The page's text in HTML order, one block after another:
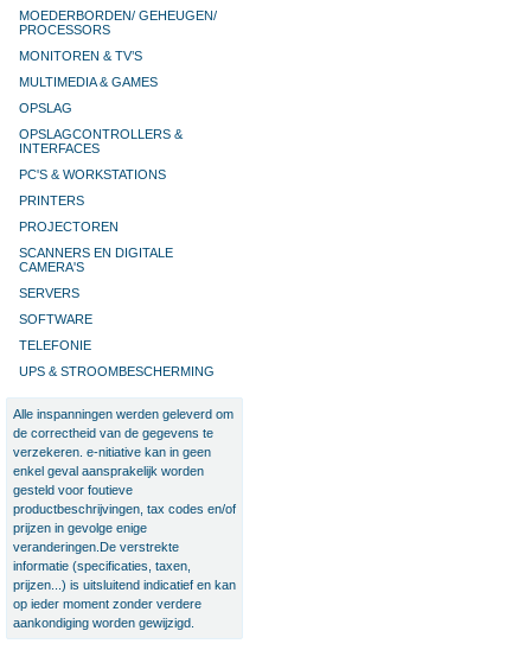
MOEDERBORDEN/ GEHEUGEN/
PROCESSORS
MONITOREN & TV’S
MULTIMEDIA & GAMES
OPSLAG
OPSLAGCONTROLLERS &
INTERFACES
PC'S & WORKSTATIONS
PRINTERS
PROJECTOREN
SCANNERS EN DIGITALE
CAMERA'S
SERVERS
SOFTWARE
TELEFONIE
UPS & STROOMBESCHERMING
Alle inspanningen werden geleverd om
de correctheid van de gegevens te
verzekeren. e-nitiative kan in geen
enkel geval aansprakelijk worden
gesteld voor foutieve
productbeschrijvingen, tax codes en/of
prijzen in gevolge enige
veranderingen.De verstrekte
informatie (specificaties, taxen,
prijzen...) is uitsluitend indicatief en kan
op ieder moment zonder verdere
aankondiging worden gewijzigd.